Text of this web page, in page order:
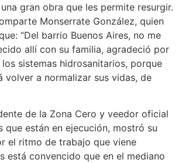
gran obra que les permite resurgir.
Monserrate González, quien
“Del barrio Buenos Aires, no me
allí con su familia, agradeció por
sistemas hidrosanitarios, porque
volver a normalizar sus vidas, de
de la Zona Cero y veedor oficial
que están en ejecución, mostró su
el ritmo de trabajo que viene
está convencido que en el mediano